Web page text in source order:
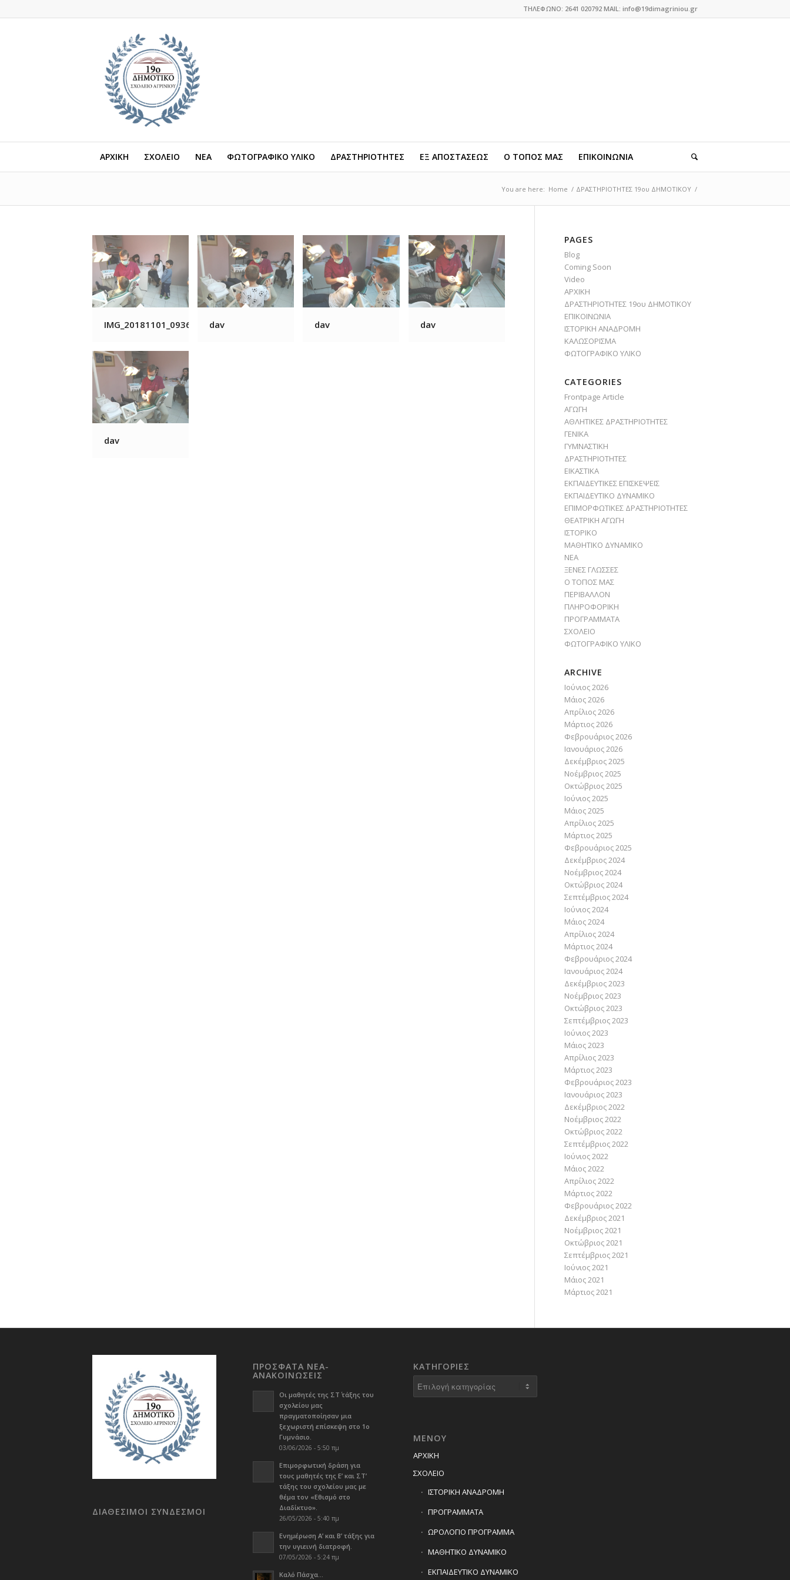
ΤΗΛΕΦΩΝΟ: 2641 020792 MAIL: info@19dimagriniou.gr
ΑΡΧΙΚΗ ΣΧΟΛΕΙΟ ΝΕΑ ΦΩΤΟΓΡΑΦΙΚΟ ΥΛΙΚΟ ΔΡΑΣΤΗΡΙΟΤΗΤΕΣ ΕΞ ΑΠΟΣΤΑΣΕΩΣ Ο ΤΟΠΟΣ ΜΑΣ ΕΠΙΚΟΙΝΩΝΙΑ
You are here: Home / ΔΡΑΣΤΗΡΙΟΤΗΤΕΣ 19ου ΔΗΜΟΤΙΚΟΥ /
IMG_20181101_093633 dav dav dav
dav
PAGES
Blog
Coming Soon
Video
ΑΡΧΙΚΗ
ΔΡΑΣΤΗΡΙΟΤΗΤΕΣ 19ου ΔΗΜΟΤΙΚΟΥ
ΕΠΙΚΟΙΝΩΝΙΑ
ΙΣΤΟΡΙΚΗ ΑΝΑΔΡΟΜΗ
ΚΑΛΩΣΟΡΙΣΜΑ
ΦΩΤΟΓΡΑΦΙΚΟ ΥΛΙΚΟ
CATEGORIES
Frontpage Article
ΑΓΩΓΗ
ΑΘΛΗΤΙΚΕΣ ΔΡΑΣΤΗΡΙΟΤΗΤΕΣ
ΓΕΝΙΚΑ
ΓΥΜΝΑΣΤΙΚΗ
ΔΡΑΣΤΗΡΙΟΤΗΤΕΣ
ΕΙΚΑΣΤΙΚΑ
ΕΚΠΑΙΔΕΥΤΙΚΕΣ ΕΠΙΣΚΕΨΕΙΣ
ΕΚΠΑΙΔΕΥΤΙΚΟ ΔΥΝΑΜΙΚΟ
ΕΠΙΜΟΡΦΩΤΙΚΕΣ ΔΡΑΣΤΗΡΙΟΤΗΤΕΣ
ΘΕΑΤΡΙΚΗ ΑΓΩΓΗ
ΙΣΤΟΡΙΚΟ
ΜΑΘΗΤΙΚΟ ΔΥΝΑΜΙΚΟ
ΝΕΑ
ΞΕΝΕΣ ΓΛΩΣΣΕΣ
Ο ΤΟΠΟΣ ΜΑΣ
ΠΕΡΙΒΑΛΛΟΝ
ΠΛΗΡΟΦΟΡΙΚΗ
ΠΡΟΓΡΑΜΜΑΤΑ
ΣΧΟΛΕΙΟ
ΦΩΤΟΓΡΑΦΙΚΟ ΥΛΙΚΟ
ARCHIVE
Ιούνιος 2026
Μάιος 2026
Απρίλιος 2026
Μάρτιος 2026
Φεβρουάριος 2026
Ιανουάριος 2026
Δεκέμβριος 2025
Νοέμβριος 2025
Οκτώβριος 2025
Ιούνιος 2025
Μάιος 2025
Απρίλιος 2025
Μάρτιος 2025
Φεβρουάριος 2025
Δεκέμβριος 2024
Νοέμβριος 2024
Οκτώβριος 2024
Σεπτέμβριος 2024
Ιούνιος 2024
Μάιος 2024
Απρίλιος 2024
Μάρτιος 2024
Φεβρουάριος 2024
Ιανουάριος 2024
Δεκέμβριος 2023
Νοέμβριος 2023
Οκτώβριος 2023
Σεπτέμβριος 2023
Ιούνιος 2023
Μάιος 2023
Απρίλιος 2023
Μάρτιος 2023
Φεβρουάριος 2023
Ιανουάριος 2023
Δεκέμβριος 2022
Νοέμβριος 2022
Οκτώβριος 2022
Σεπτέμβριος 2022
Ιούνιος 2022
Μάιος 2022
Απρίλιος 2022
Μάρτιος 2022
Φεβρουάριος 2022
Δεκέμβριος 2021
Νοέμβριος 2021
Οκτώβριος 2021
Σεπτέμβριος 2021
Ιούνιος 2021
Μάιος 2021
Μάρτιος 2021
ΔΙΑΘΕΣΙΜΟΙ ΣΥΝΔΕΣΜΟΙ
ΠΡΟΣΦΑΤΑ ΝΕΑ-
ΑΝΑΚΟΙΝΩΣΕΙΣ
Οι μαθητές της ΣΤ΄ τάξης του
σχολείου μας
πραγματοποίησαν μια
ξεχωριστή επίσκεψη στο 1ο
Γυμνάσιο.
03/06/2026 - 5:50 πμ
Επιμορφωτική δράση για
τους μαθητές της Ε’ και ΣΤ’
τάξης του σχολείου μας με
θέμα τον «Εθισμό στο
Διαδίκτυο».
26/05/2026 - 5:40 πμ
Ενημέρωση Α’ και Β’ τάξης για
την υγιεινή διατροφή.
07/05/2026 - 5:24 πμ
Καλό Πάσχα…
KΑΤΗΓΟΡΊΕΣ
ΜΕΝΟΥ
ΑΡΧΙΚΗ
ΣΧΟΛΕΙΟ
ΙΣΤΟΡΙΚΗ ΑΝΑΔΡΟΜΗ
ΠΡΟΓΡΑΜΜΑΤΑ
ΩΡΟΛΟΓΙΟ ΠΡΟΓΡΑΜΜΑ
ΜΑΘΗΤΙΚΟ ΔΥΝΑΜΙΚΟ
ΕΚΠΑΙΔΕΥΤΙΚΟ ΔΥΝΑΜΙΚΟ